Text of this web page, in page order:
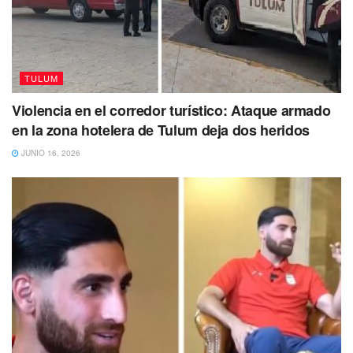
La Segunda Sala de la Suprema Corte de Justicia de la
Nación resolvió, a grandes rasgos, que reconoce la
validez parcial del Programa Municipal de Ordenamiento
Ecológico y Desarrollo Urbano Sustentable del Municipio
de Tulum, publicado en el Periódico Oficial del Estado de
TULUM
Violencia en el corredor turístico: Ataque armado
en la zona hotelera de Tulum deja dos heridos
JUNIO 16, 2026